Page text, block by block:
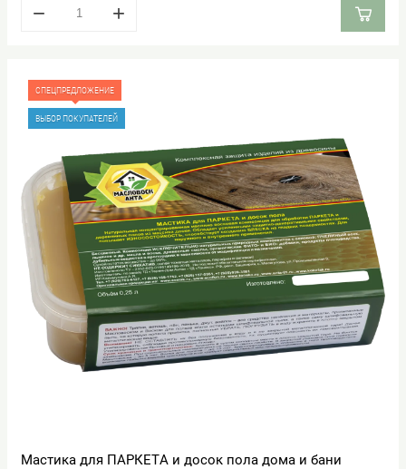
− +
СПЕЦПРЕДЛОЖЕНИЕ
ВЫБОР ПОКУПАТЕЛЕЙ
Мастика для ПАРКЕТА и досок пола дома и бани